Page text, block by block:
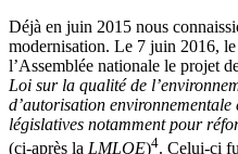
Déjà en juin 2015 nous
modernisation. Le 7 juin 2016,
l’Assemblée nationale le projet
Loi sur la qualité de
d’autorisation
législatives notamment pour
(ci-après la LMLQE)4. Celui-ci